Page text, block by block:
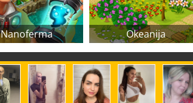
Nanoferma Okeanija